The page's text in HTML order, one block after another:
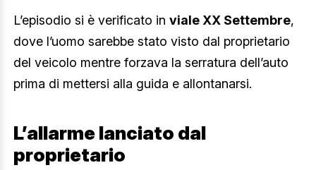
L’episodio si è verificato in viale XX Settembre,
dove l’uomo sarebbe stato visto dal proprietario
del veicolo mentre forzava la serratura dell’auto
prima di mettersi alla guida e allontanarsi.
L’allarme lanciato dal
proprietario